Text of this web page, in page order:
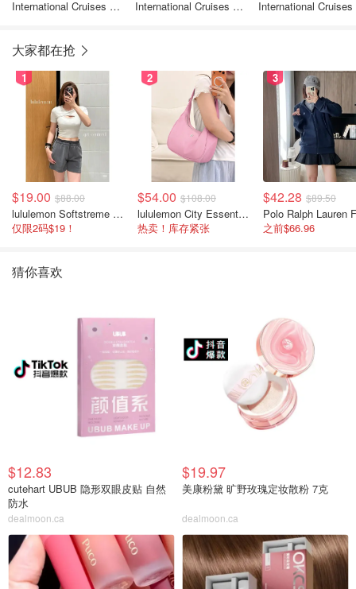
International Cruises 9
International Cruises 4
International Cruises
大家都在抢
1
$19.00 $88.00
lululemon Softstreme 女士高腰短裤 10cm
仅限2码$19！
2
$54.00 $108.00
lululemon City Essentials 肩背包 4L
热卖！库存紧张
3
$42.28 $89.50
之前$66.96
猜你喜欢
$12.83
cutehart UBUB 隐形双眼皮贴 自然
防水
dealmoon.ca
$19.97
美康粉黛 旷野玫瑰定妆散粉 7克
dealmoon.ca